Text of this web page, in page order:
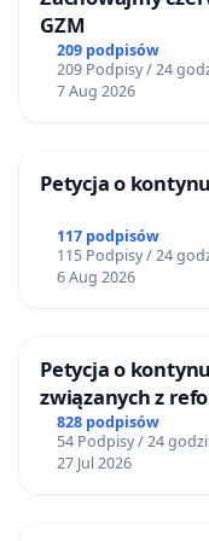
akademicką, w tym
naszego
Stelinę, a w razie
przeciwko
GZM
209 podpisów
209 Podpisy / 24
7 Aug 2026
Petycja o
117 podpisów
115 Podpisy / 24
6 Aug 2026
Petycja o
związanych z
828 podpisów
54 Podpisy / 24
27 Jul 2026